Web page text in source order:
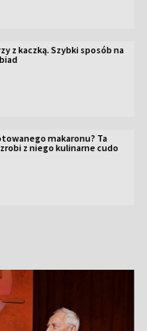
z kaczką. Szybki sposób na
makaronu? Ta
z niego kulinarne cudo